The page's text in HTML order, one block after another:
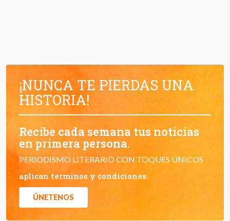
¡NUNCA TE PIERDAS UNA
HISTORIA!
Recibe cada semana tus noticias
en primera persona.
PERIODISMO LITERARIO CON TOQUES ÚNICOS
aplican terminos y condiciones.
ÚNETENOS